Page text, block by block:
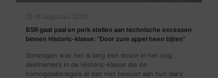
18 augustus 2025
BSR gaat paal en perk stellen aan technische excessen
binnen Historic-klasse: “Door zure appel heen bijten”
Sommigen was het al lang een doorn in het oog:
deelnemers in de Historic-klasse die de
homogolatieregels al dan niet bewust aan hun laars